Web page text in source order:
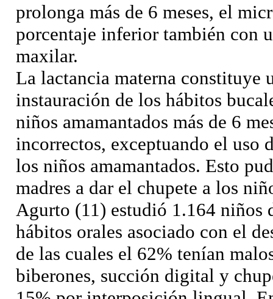
prolonga más de 6 meses, el
porcentaje inferior también con
maxilar.
La lactancia materna constituye
instauración de los hábitos
niños amamantados más de 6
incorrectos, exceptuando el uso
los niños amamantados. Esto
madres a dar el chupete a los
Agurto (11) estudió 1.164 niños
hábitos orales asociado con el
de las cuales el 62% tenían
biberones, succión digital y